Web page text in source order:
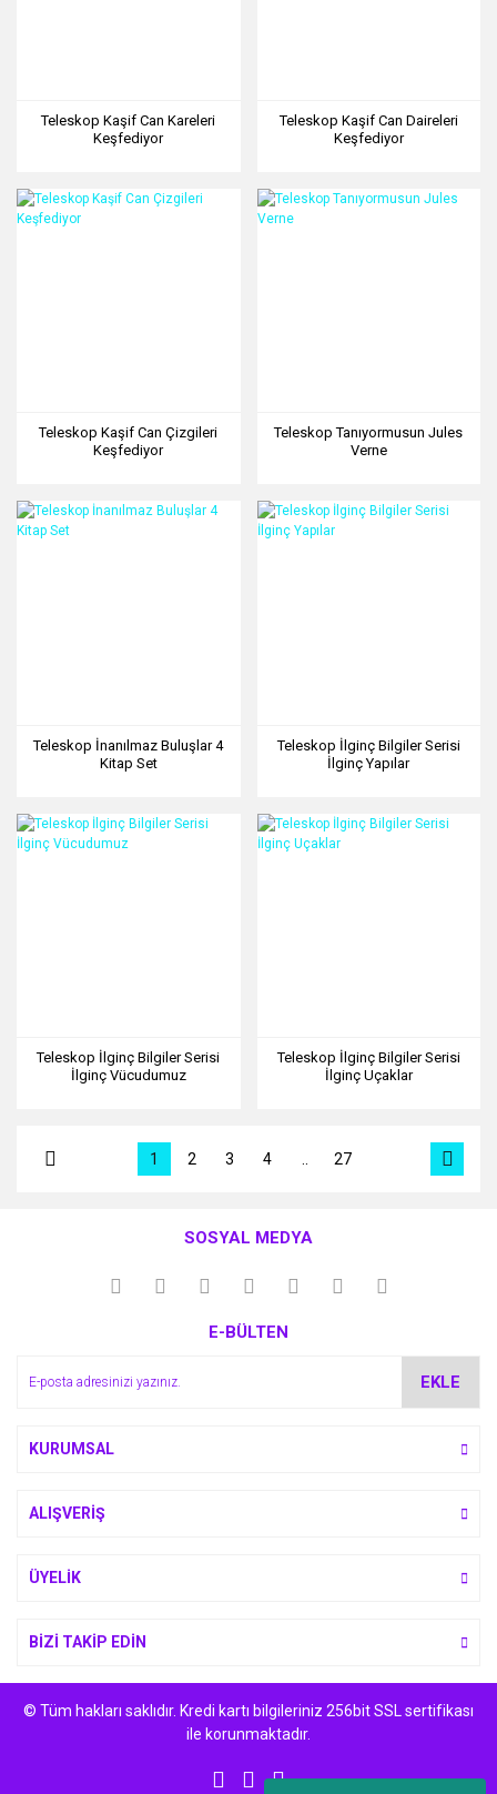
Teleskop Kaşif Can Kareleri
Keşfediyor
Teleskop Kaşif Can Daireleri
Keşfediyor
Teleskop Kaşif Can Çizgileri
Keşfediyor
Teleskop Tanıyormusun Jules
Verne
Teleskop İnanılmaz Buluşlar 4
Kitap Set
Teleskop İlginç Bilgiler Serisi
İlginç Yapılar
Teleskop İlginç Bilgiler Serisi
İlginç Vücudumuz
Teleskop İlginç Bilgiler Serisi
İlginç Uçaklar
1 2 3 4 27
SOSYAL MEDYA
E-BÜLTEN
EKLE
KURUMSAL
ALIŞVERİŞ
ÜYELİK
BİZİ TAKİP EDİN
© Tüm hakları saklıdır. Kredi kartı bilgileriniz 256bit SSL sertifikası
ile korunmaktadır.